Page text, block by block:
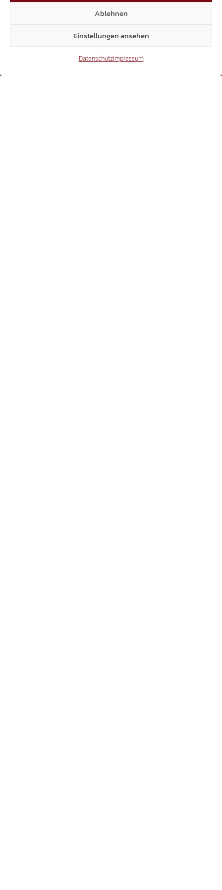
Ablehnen
Einstellungen ansehen
DatenschutzImpressum
Threads
3.401